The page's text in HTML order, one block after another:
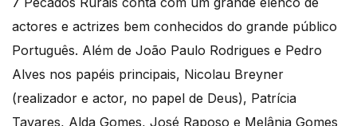
actores e actrizes bem conhecidos do grande público
Português. Além de João Paulo Rodrigues e Pedro
Alves nos papéis principais, Nicolau Breyner
(realizador e actor, no papel de Deus), Patrícia
Tavares, Alda Gomes, José Raposo e Melânia Gomes